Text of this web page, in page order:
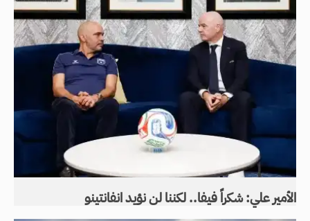
الأمير علي: شكراً فيفا.. لكننا لن نؤيد انفانتينو